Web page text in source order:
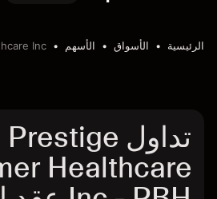
الرئيسية الأسواق الأسهم Inc
تداول Prestige
Healthcare